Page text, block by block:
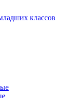
классов